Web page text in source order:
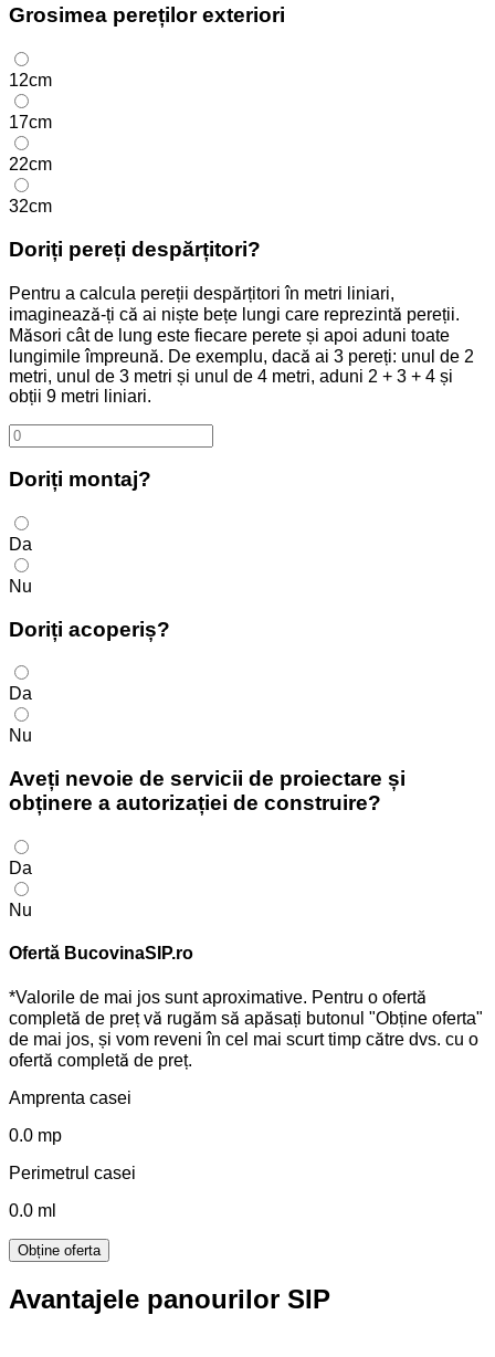
Grosimea pereților exteriori
12cm
17cm
22cm
32cm
Doriți pereți despărțitori?
Pentru a calcula pereții despărțitori în metri liniari,
imaginează-ți că ai niște bețe lungi care reprezintă pereții.
Măsori cât de lung este fiecare perete și apoi aduni toate
lungimile împreună. De exemplu, dacă ai 3 pereți: unul de 2
metri, unul de 3 metri și unul de 4 metri, aduni 2 + 3 + 4 și
obții 9 metri liniari.
Doriți montaj?
Da
Nu
Doriți acoperiș?
Da
Nu
Aveți nevoie de servicii de proiectare și
obținere a autorizației de construire?
Da
Nu
Ofertă BucovinaSIP.ro
*Valorile de mai jos sunt aproximative. Pentru o ofertă
completă de preț vă rugăm să apăsați butonul "Obține oferta"
de mai jos, și vom reveni în cel mai scurt timp către dvs. cu o
ofertă completă de preț.
Amprenta casei
0.0 mp
Perimetrul casei
0.0 ml
Obține oferta
Avantajele panourilor SIP